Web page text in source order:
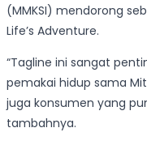
(MMKSI) mendorong
Life’s Adventure.
“Tagline ini sangat
pemakai hidup sama
juga konsumen yang
tambahnya.